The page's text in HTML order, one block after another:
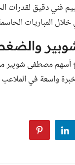
فني دقيق لقدرات
المباريات
مصطفى شوبير
واسعة في